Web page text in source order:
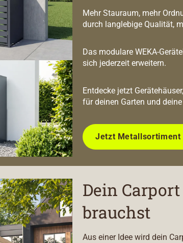
Mehr Stauraum, mehr
durch langlebige Qualität,
Das modulare WEKA-
sich jederzeit erweitern.
Entdecke jetzt
für deinen Garten und deine
Jetzt Metallsortiment
Dein
brauchst
Aus einer Idee wird dein